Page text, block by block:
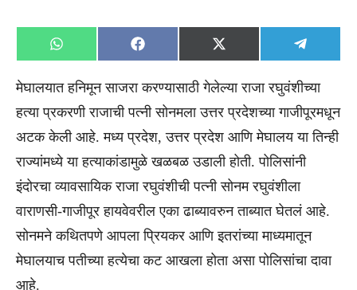
Share
on
WhatsApp
Share
on
Facebook
Share
on
X
(Twitter)
Share
on
मेघालयात हनिमून साजरा करण्यासाठी गेलेल्या राजा रघुवंशीच्या
हत्या प्रकरणी राजाची पत्नी सोनमला उत्तर प्रदेशच्या गाजीपूरमधून
अटक केली आहे. मध्य प्रदेश, उत्तर प्रदेश आणि मेघालय या तिन्ही
राज्यांमध्ये या हत्याकांडामुळे खळबळ उडाली होती. पोलिसांनी
इंदोरचा व्यावसायिक राजा रघुवंशीची पत्नी सोनम रघुवंशीला
वाराणसी-गाजीपूर हायवेवरील एका ढाब्यावरुन ताब्यात घेतलं आहे.
सोनमने कथितपणे आपला प्रियकर आणि इतरांच्या माध्यमातून
मेघालयाच पतीच्या हत्येचा कट आखला होता असा पोलिसांचा दावा
आहे.